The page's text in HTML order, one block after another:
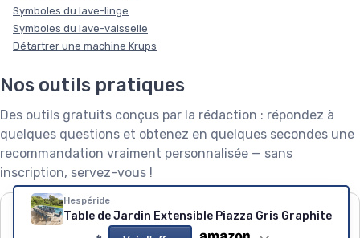
Hespéride
Table de Jardin Extensible Piazza Gris Graphite
Symboles du lave-linge
Symboles du lave-vaisselle
Détartrer une machine Krups
Nos outils pratiques
Des outils gratuits conçus par la rédaction : répondez à
quelques questions et obtenez en quelques secondes une
recommandation vraiment personnalisée — sans
inscription, servez-vous !
❄️
Puissance de
🧺
Capacité de lave-
🌱